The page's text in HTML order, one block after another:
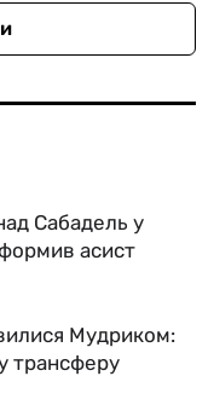
Сабадель у
асист
Мудриком:
трансферу